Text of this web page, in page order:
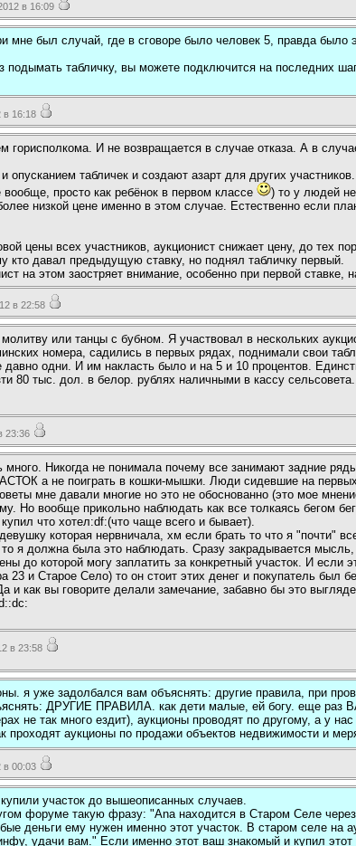
в 16:09
мне был случай, где в сговоре было человек 5, правда было
подымать табличку, вы можете подключится на последних
в 16:18
горисполкома. И не возвращается в случае отказа. А в
опусканием табличек и создают азарт для других
вообще, просто как ребёнок в первом классе
) то у людей не
низкой цене именно в этом случае. Естественно если
цены всех участников, аукционист снижает цену, до тех
кто давал предыдущую ставку, но поднял табличку первый.
на этом заостряет внимание, особенно при первой ставке,
в 22:58
или танцы с бубном. Я участвовал в нескольких
номера, садились в первых рядах, поднимали свои
давно одни. И им накласть было и на 5 и 10 процентов.
80 тыс. дол. в белор. рублях наличными в кассу
23:36
много. Никогда не понимала почему все занимают задние
а не поиграть в кошки-мышки. Люди сидевшие на
мне давали многие но это не обоснованно (это мое
Но вообще прикольно наблюдать как все толкаясь бегом
что хотел:df:(что чаще всего и бывает).
которая нервничала, хм если брать то что я "почти"
то я должна была это наблюдать. Сразу закрадывается
до которой могу заплатить за конкретный участок. И если
23 и Старое Село) то он стоит этих денег и покупатель был
и как вы говорите делали замечание, забавно бы это
в 23:58
я уже задолбался вам объяснять: другие правила, при
ДРУГИЕ ПРАВИЛА. как дети малые, ей богу. еще
не так много ездит), аукционы проводят по другому, а у нас
проходят аукционы по продажи объектов недвижимости и
в 00:03
участок до вышеописанных случаев.
форуме такую фразу: "Ana находится в Старом Селе
деньги ему нужен именно этот участок. В старом селе на
удачи вам." Если именно этот ваш знакомый и купил этот